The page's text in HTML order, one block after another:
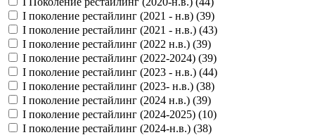
I поколение рестайлинг (2021 - н.в) (39)
I поколение рестайлинг (2021 - н.в.) (43)
I поколение рестайлинг (2022 н.в.) (39)
I поколение рестайлинг (2022-2024) (39)
I поколение рестайлинг (2023 - н.в.) (44)
I поколение рестайлинг (2023- н.в.) (38)
I поколение рестайлинг (2024 н.в.) (39)
I поколение рестайлинг (2024-2025) (10)
I поколение рестайлинг (2024-н.в.) (38)